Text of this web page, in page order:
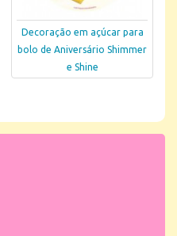
Decoração em açúcar para
bolo de Aniversário Shimmer
e Shine